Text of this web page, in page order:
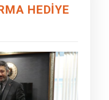
HEDİYE